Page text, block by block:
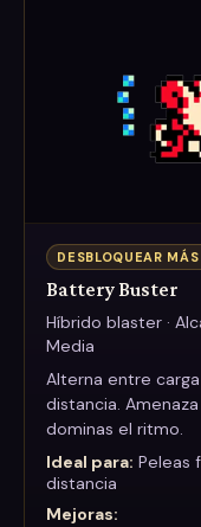
DESBLOQUEAR MÁS
Battery Buster
Híbrido blaster ·
Media
Alterna entre
distancia.
dominas el ritmo.
Ideal para: Peleas
distancia
Mejoras: